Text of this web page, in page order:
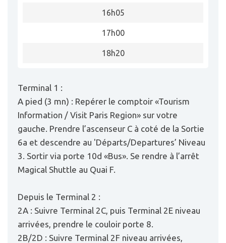
16h05
17h00
18h20
Terminal 1 :
A pied (3 mn) : Repérer le comptoir «Tourism
Information / Visit Paris Region» sur votre
gauche. Prendre l’ascenseur C à coté de la Sortie
6a et descendre au 'Départs/Departures’ Niveau
3. Sortir via porte 10d «Bus». Se rendre à l’arrêt
Magical Shuttle au Quai F.
Depuis le Terminal 2 :
2A : Suivre Terminal 2C, puis Terminal 2E niveau
arrivées, prendre le couloir porte 8.
2B/2D : Suivre Terminal 2F niveau arrivées,